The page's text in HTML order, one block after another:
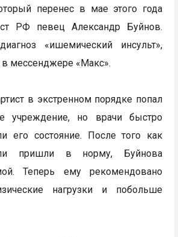
перенес в мае этого года
РФ певец Александр Буйнов.
«ишемический инсульт»,
в мессенджере «Макс».
в экстренном порядке попал
учреждение, но врачи быстро
его состояние. После того как
пришли в норму, Буйнова
Теперь ему рекомендовано
нагрузки и побольше